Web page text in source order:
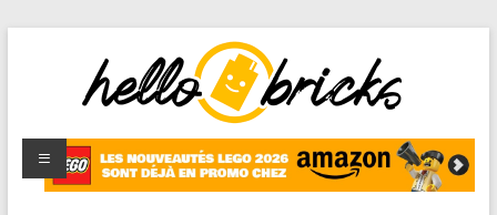
HelloBricks
Blog LEGO,
nouveaut�s